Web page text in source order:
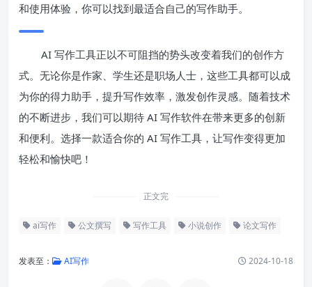
和使用体验，你可以找到最适合自己的写作助手。
AI 写作工具正以不可阻挡的势头改变着我们的创作方
式。无论你是作家、学生还是职场人士，这些工具都可以成
为你的得力助手，提升写作效率，激发创作灵感。随着技术
的不断进步，我们可以期待 AI 写作软件在带来更多的创新
和便利。选择一款适合你的 AI 写作工具，让写作变得更加
轻松和愉快吧！
正文完
ai写作 公文撰写 写作工具 小说创作 论文写作
发表至： AI写作 2024-10-18